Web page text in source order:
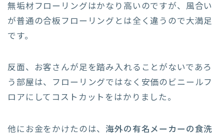
無垢材フローリングはかなり高いのですが、風合い
が普通の合板フローリングとは全く違うので大満足
です。
反面、お客さんが足を踏み入れることがないであろ
う部屋は、フローリングではなく安価のビニールフ
ロアにしてコストカットをはかりました。
他にお金をかけたのは、海外の有名メーカーの食洗